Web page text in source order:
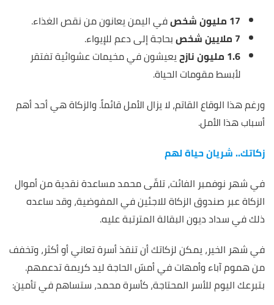
17 مليون شخص
في اليمن يعانون من نقص الغذاء.
7 ملايين شخص
بحاجة إلى دعم للإيواء.
1.6 مليون نازح
يعيشون في مخيمات عشوائية تفتقر
لأبسط مقومات الحياة.
ورغم هذا الوقاع القاتم، لا يزال الأمل قائماً. والزكاة هي أحد أهم
أسباب هذا الأمل.
زكاتك.. شريان حياة لهم
في شهر نوفمبر الفائت، تلقّى محمد مساعدة نقدية من أموال
الزكاة عبر صندوق الزكاة للاجئين في المفوضية، وقد ساعده
ذلك في سداد ديون البقالة المترتبة عليه.
في شهر الخير، يمكن لزكاتك أن تنقذ أسرة تعاني أو أكثر، وتخفف
من هموم آباء وأمهات في أمسّ الحاجة ليد كريمة تدعمهم.
بتبرعك اليوم للأسر المحتاجة، كأسرة محمد، ستساهم في تأمين: